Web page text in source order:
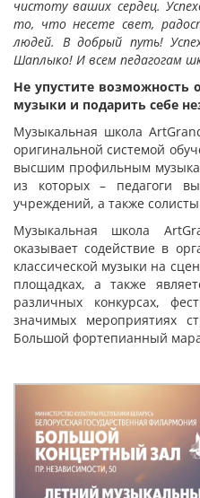
чистоту ваших сердец.
то, что несете свет,
людей. В добрый путь!
Шаплыко! И всем педагогам
Не упустите возможность
музыки и подарить себе
Музыкальная школа
оригинальной системой
высшим профильным
из которых – педагоги
учреждений, а также
Музыкальная школа
оказывает содействие в
классической музыки на
площадках, а также
различных конкурсах,
значимых мероприятиях
Большой фортепианный